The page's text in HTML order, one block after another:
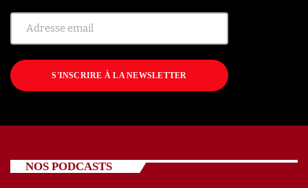
S'INSCRIRE À LA NEWSLETTER
NOS PODCASTS